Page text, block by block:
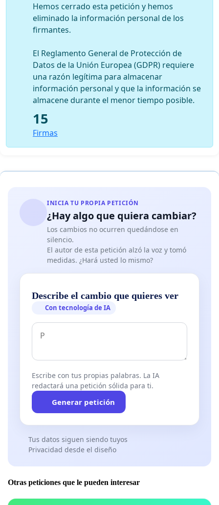
Hemos cerrado esta petición y hemos
eliminado la información personal de los
firmantes.
El Reglamento General de Protección de
Datos de la Unión Europea (GDPR) requiere
una razón legítima para almacenar
información personal y que la información se
almacene durante el menor tiempo posible.
15
Firmas
INICIA TU PROPIA PETICIÓN
¿Hay algo que quiera cambiar?
Los cambios no ocurren quedándose en
silencio.
El autor de esta petición alzó la voz y tomó
medidas. ¿Hará usted lo mismo?
Describe el cambio que quieres ver
Con tecnología de IA
Escribe con tus propias palabras. La IA
redactará una petición sólida para ti.
Generar petición
Tus datos siguen siendo tuyos
Privacidad desde el diseño
Otras peticiones que le pueden interesar